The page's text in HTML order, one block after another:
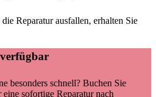
Reparatur ausfallen, erhalten Sie
besonders schnell? Buchen Sie
eine sofortige Reparatur nach